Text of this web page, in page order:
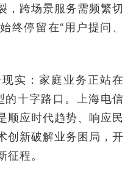
，跨场景服务需频繁切
终停留在“用户提问、
实：家庭业务正站在
的十字路口。上海电信
顺应时代趋势、响应民
创新破解业务困局，开
程。